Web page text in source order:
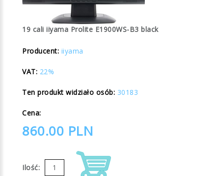
19 cali iiyama Prolite E1900WS-B3 black
Producent: iiyama
VAT: 22%
Ten produkt widziało osób: 30183
Cena:
860.00 PLN
Ilość: